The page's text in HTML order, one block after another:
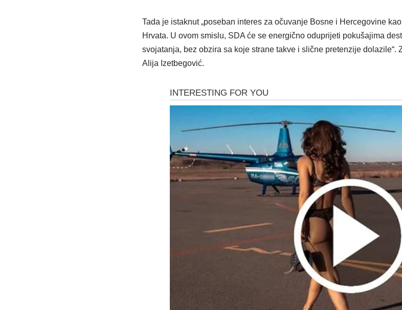
Tada je istaknut „poseban interes za očuvanje Bosne i Hercegovine
Hrvata. U ovom smislu, SDA će se energično oduprijeti pokušajima
svojatanja, bez obzira sa koje strane takve i slične pretenzije dolazile“.
Alija Izetbegović.